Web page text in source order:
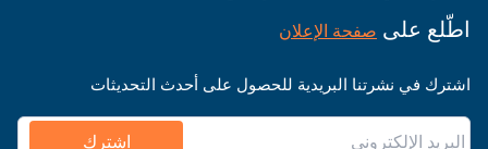
اطّلع على صفحة الإعلان
اشترك في نشرتنا البريدية للحصول على أحدث التحديثات
اشترك